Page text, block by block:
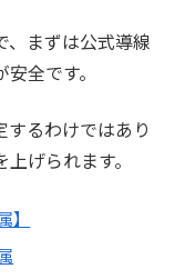
、まずは公式導線
全です。
るわけではあり
げられます。